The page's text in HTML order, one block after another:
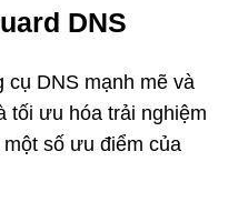
DNS
cụ DNS mạnh mẽ và
tối ưu hóa trải nghiệm
số ưu điểm của